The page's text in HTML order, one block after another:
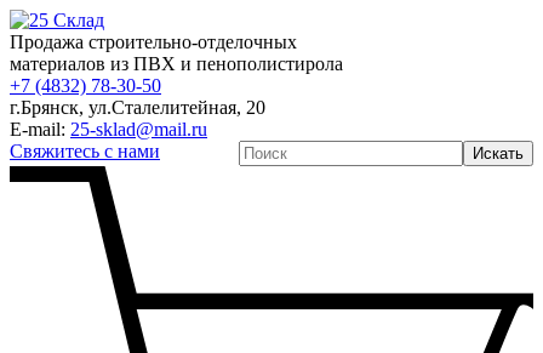
Продажа строительно-отделочных
материалов из ПВХ и пенополистирола
+7 (4832) 78-30-50
г.Брянск, ул.Сталелитейная, 20
E-mail: 25-sklad@mail.ru
Свяжитесь с нами
Искать